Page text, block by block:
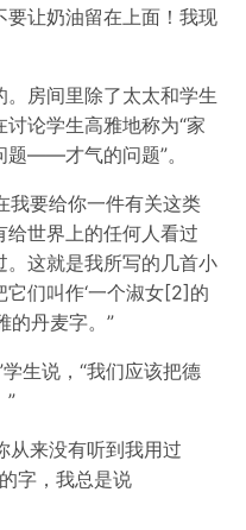
让奶油留在上面！我现
房间里除了太太和学生
论学生高雅地称为“家
题——才气的问题”。
我要给你一件有关这类
世界上的任何人看过
这就是我所写的几首小
们叫作‘一个淑女[2]的
的丹麦字。”
生说，“我们应该把德
”
从来没有听到我用过
字，我总是说